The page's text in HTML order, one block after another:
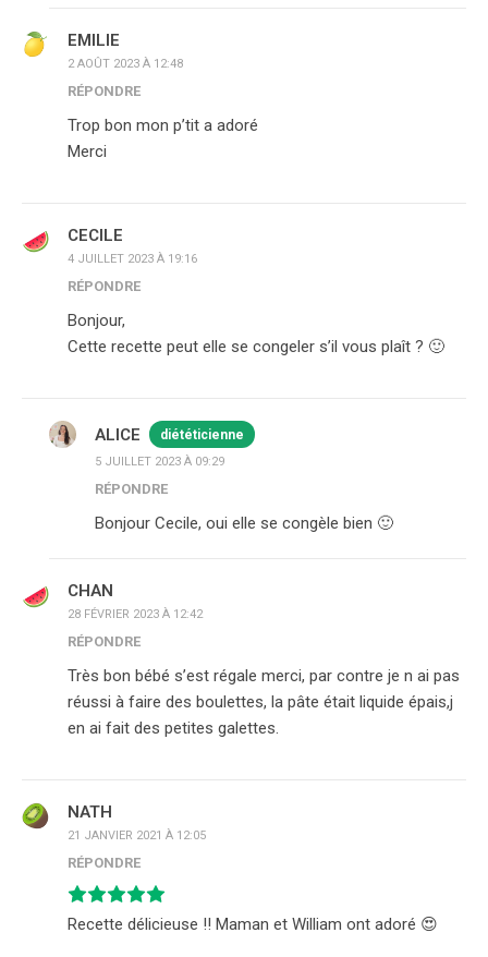
EMILIE
2 AOÛT 2023 À 12:48
RÉPONDRE
Trop bon mon p’tit a adoré
Merci
CECILE
4 JUILLET 2023 À 19:16
RÉPONDRE
Bonjour,
Cette recette peut elle se congeler s’il vous plaît ? 🙂
ALICE diététicienne
5 JUILLET 2023 À 09:29
RÉPONDRE
Bonjour Cecile, oui elle se congèle bien 🙂
CHAN
28 FÉVRIER 2023 À 12:42
RÉPONDRE
Très bon bébé s’est régale merci, par contre je n ai pas
réussi à faire des boulettes, la pâte était liquide épais,j
en ai fait des petites galettes.
NATH
21 JANVIER 2021 À 12:05
RÉPONDRE
Recette délicieuse !! Maman et William ont adoré 😍